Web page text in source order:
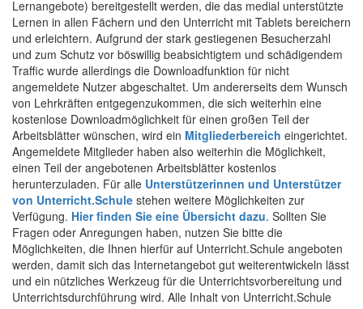
Lernangebote) bereitgestellt werden, die das medial unterstützte
Lernen in allen Fächern und den Unterricht mit Tablets bereichern
und erleichtern. Aufgrund der stark gestiegenen Besucherzahl
und zum Schutz vor böswillig beabsichtigtem und schädigendem
Traffic wurde allerdings die Downloadfunktion für nicht
angemeldete Nutzer abgeschaltet. Um andererseits dem Wunsch
von Lehrkräften entgegenzukommen, die sich weiterhin eine
kostenlose Downloadmöglichkeit für einen großen Teil der
Arbeitsblätter wünschen, wird ein Mitgliederbereich eingerichtet.
Angemeldete Mitglieder haben also weiterhin die Möglichkeit,
einen Teil der angebotenen Arbeitsblätter kostenlos
herunterzuladen. Für alle Unterstützerinnen und Unterstützer
von Unterricht.Schule stehen weitere Möglichkeiten zur
Verfügung. Hier finden Sie eine Übersicht dazu. Sollten Sie
Fragen oder Anregungen haben, nutzen Sie bitte die
Möglichkeiten, die Ihnen hierfür auf Unterricht.Schule angeboten
werden, damit sich das Internetangebot gut weiterentwickeln lässt
und ein nützliches Werkzeug für die Unterrichtsvorbereitung und
Unterrichtsdurchführung wird. Alle Inhalt von Unterricht.Schule